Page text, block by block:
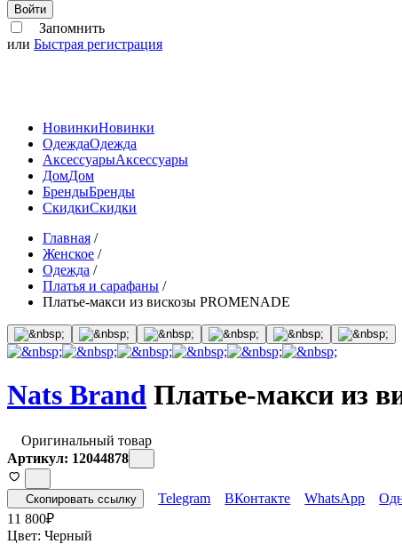
Войти
Запомнить
или Быстрая регистрация
НовинкиНовинки
ОдеждаОдежда
АксессуарыАксессуары
ДомДом
БрендыБренды
СкидкиСкидки
Главная /
Женское /
Одежда /
Платья и сарафаны /
Платье-макси из вискозы PROMENADE
Nats Brand Платье-макси из
Оригинальный товар
Артикул: 12044878
Скопировать ссылку Telegram ВКонтакте WhatsApp
11 800₽
Цвет: Черный